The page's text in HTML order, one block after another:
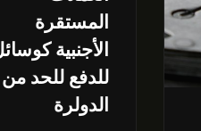
المستقرة
الأجنبية
للدفع للحد من
الدولرة